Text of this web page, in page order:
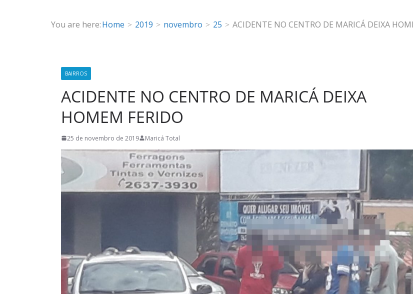
You are here:Home 2019 novembro 25 ACIDENTE NO CENTRO DE MARICÁ DEIXA
BAIRROS
ACIDENTE NO CENTRO DE MARICÁ DEIXA
HOMEM FERIDO
25 de novembro de 2019 Maricá Total